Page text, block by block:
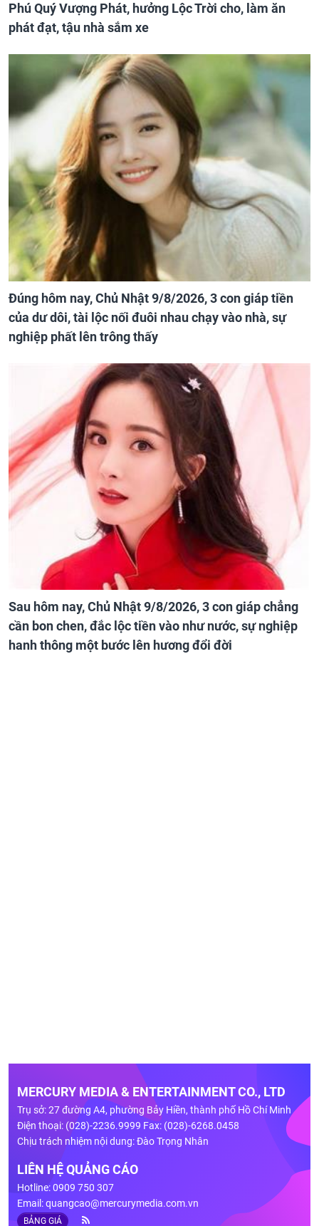
Phú Quý Vượng Phát, hưởng Lộc Trời cho, làm ăn
phát đạt, tậu nhà sắm xe
Đúng hôm nay, Chủ Nhật 9/8/2026, 3 con giáp tiền
của dư dôi, tài lộc nối đuôi nhau chạy vào nhà, sự
nghiệp phất lên trông thấy
Sau hôm nay, Chủ Nhật 9/8/2026, 3 con giáp chẳng
cần bon chen, đắc lộc tiền vào như nước, sự nghiệp
hanh thông một bước lên hương đổi đời
MERCURY MEDIA & ENTERTAINMENT CO., LTD
Trụ sở: 27 đường A4, phường Bảy Hiền, thành phố Hồ Chí Minh
Điện thoại: (028)-2236.9999 Fax: (028)-6268.0458
Chịu trách nhiệm nội dung: Đào Trọng Nhân
LIÊN HỆ QUẢNG CÁO
Hotline: 0909 750 307
Email:quangcao@mercurymedia.com.vn
BẢNG GIÁ